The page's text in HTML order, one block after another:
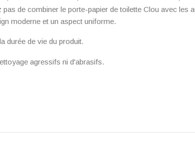
pas de combiner le porte-papier de toilette Clou avec
moderne et un aspect uniforme.
durée de vie du produit.
agressifs ni d'abrasifs.